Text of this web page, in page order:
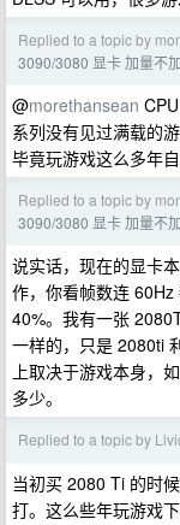
Replied to a topic by
3090/3080 显卡 加量不
@morethansean
系列没有见过满载的
毕竟玩游戏这么多年
Replied to a topic by
3090/3080 显卡 加量不
说实话，现在的显卡
作，你看帧数连 60Hz
40%。我有一张
一样的，只是 2080ti
上取决于游戏本身，
多少。
Replied to a topic by
当初买 2080 Ti 的时
打。这么些年玩游戏